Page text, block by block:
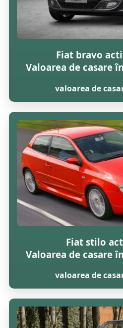
Fiat bravo
Valoarea de casare
valoarea de
Fiat stilo
Valoarea de casare
valoarea de